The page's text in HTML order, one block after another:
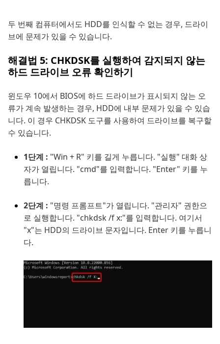
두 번째 컴퓨터에서도 HDD를 인식할 수 없는 경우, 드라이
브에 문제가 있을 수 있습니다.
해결법 5: CHKDSK를 실행하여 감지되지 않는
하드 드라이브 오류 확인하기
윈도우 10에서 BIOS에 하드 드라이브가 표시되지 않는 오
류가 계속 발생하는 경우, HDD에 내부 문제가 있을 수 있습
니다. 이 경우 CHKDSK 도구를 사용하여 드라이브를 복구할
수 있습니다.
1단계 : "Win + R" 키를 길게 누릅니다. "실행" 대화 상
자가 열립니다. "cmd"를 입력합니다. "Enter" 키를 누
릅니다.
2단계 : "명령 프롬프트"가 열립니다. "관리자" 권한으
로 실행합니다. "chkdsk /f x:"를 입력합니다. 여기서
"x"는 HDD의 드라이브 문자입니다. Enter 키를 누릅니
다.